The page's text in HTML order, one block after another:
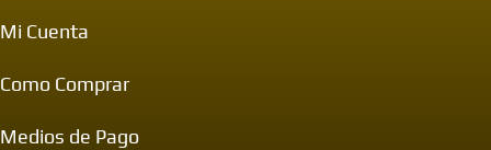
Mi Cuenta
Como Comprar
Medios de Pago